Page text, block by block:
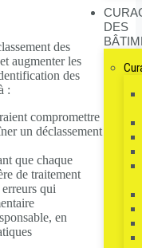
DES
des
augmenter les
des
:
compromettre
un déclassement
que chaque
de traitement
qui
en